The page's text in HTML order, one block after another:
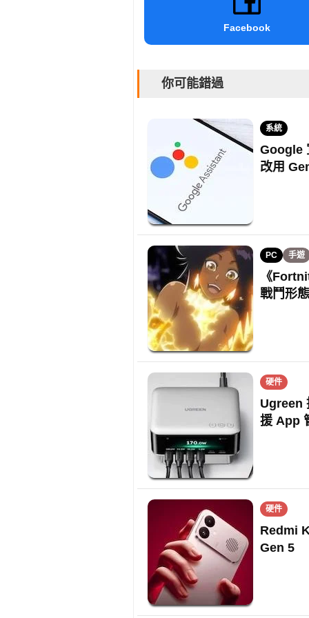
Facebook
你可能錯過
系統
Google
改用
PC 手遊
《
戰鬥形
硬件
Ugreen
援 App
硬件
Redmi
Gen 5